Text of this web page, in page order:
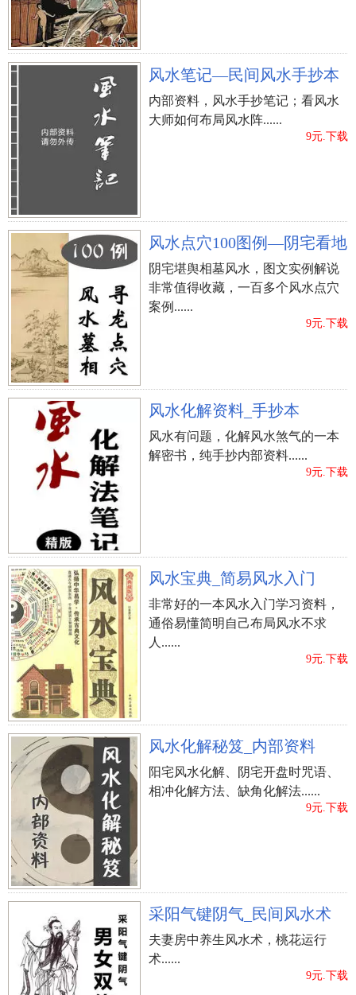
风水笔记—民间风水手抄本
内部资料，风水手抄笔记；看风水
大师如何布局风水阵......
9元.下载
风水点穴100图例—阴宅看地
阴宅堪舆相墓风水，图文实例解说
非常值得收藏，一百多个风水点穴
案例......
9元.下载
风水化解资料_手抄本
风水有问题，化解风水煞气的一本
解密书，纯手抄内部资料......
9元.下载
风水宝典_简易风水入门
非常好的一本风水入门学习资料，
通俗易懂简明自己布局风水不求
人......
9元.下载
风水化解秘笈_内部资料
阳宅风水化解、阴宅开盘时咒语、
相冲化解方法、缺角化解法......
9元.下载
采阳气键阴气_民间风水术
夫妻房中养生风水术，桃花运行
术......
9元.下载